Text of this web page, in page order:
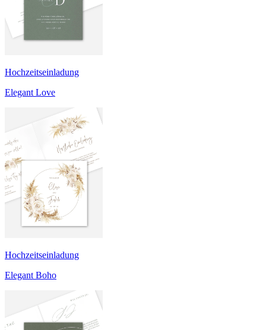
Hochzeitseinladung
Elegant Love
Hochzeitseinladung
Elegant Boho